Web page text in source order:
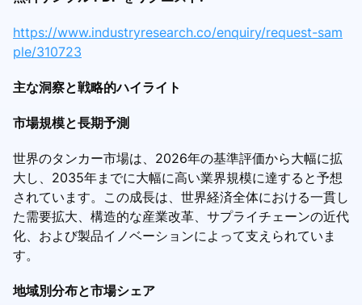
https://www.industryresearch.co/enquiry/request-sam
ple/310723
主な洞察と戦略的ハイライト
市場規模と長期予測
世界のタンカー市場は、2026年の基準評価から大幅に拡
大し、2035年までに大幅に高い業界規模に達すると予想
されています。この成長は、世界経済全体における一貫し
た需要拡大、構造的な産業改革、サプライチェーンの近代
化、および製品イノベーションによって支えられていま
す。
地域別分布と市場シェア